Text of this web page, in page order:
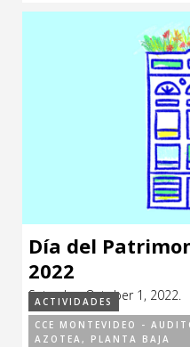
Día del
2022
Saturday, October 1, 2022.
ACTIVIDADES
CCE MONTEVIDEO -
AZOTEA, PLANTA BAJA